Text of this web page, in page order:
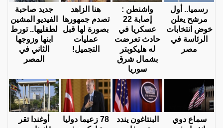
رسميا.. أول
مرشح يعلن
خوض انتخابات
الرئاسة في
مصر
واشنطن :
إصابة 22
عسكريا في
حادث تعرضت
له هليكوبتر
بشمال شرق
سوريا
هنا الزاهد
تصدم جمهورها
بصورة لها قبل
عمليات
التجميل!
جديد صاحبة
الفيديو المشين
لطفليها.. تورط
ابنها وزوجها
الثاني في
المصر
سماع دوي
البنتاغون يندد
78 زعيما دوليا
أوغندا تقر